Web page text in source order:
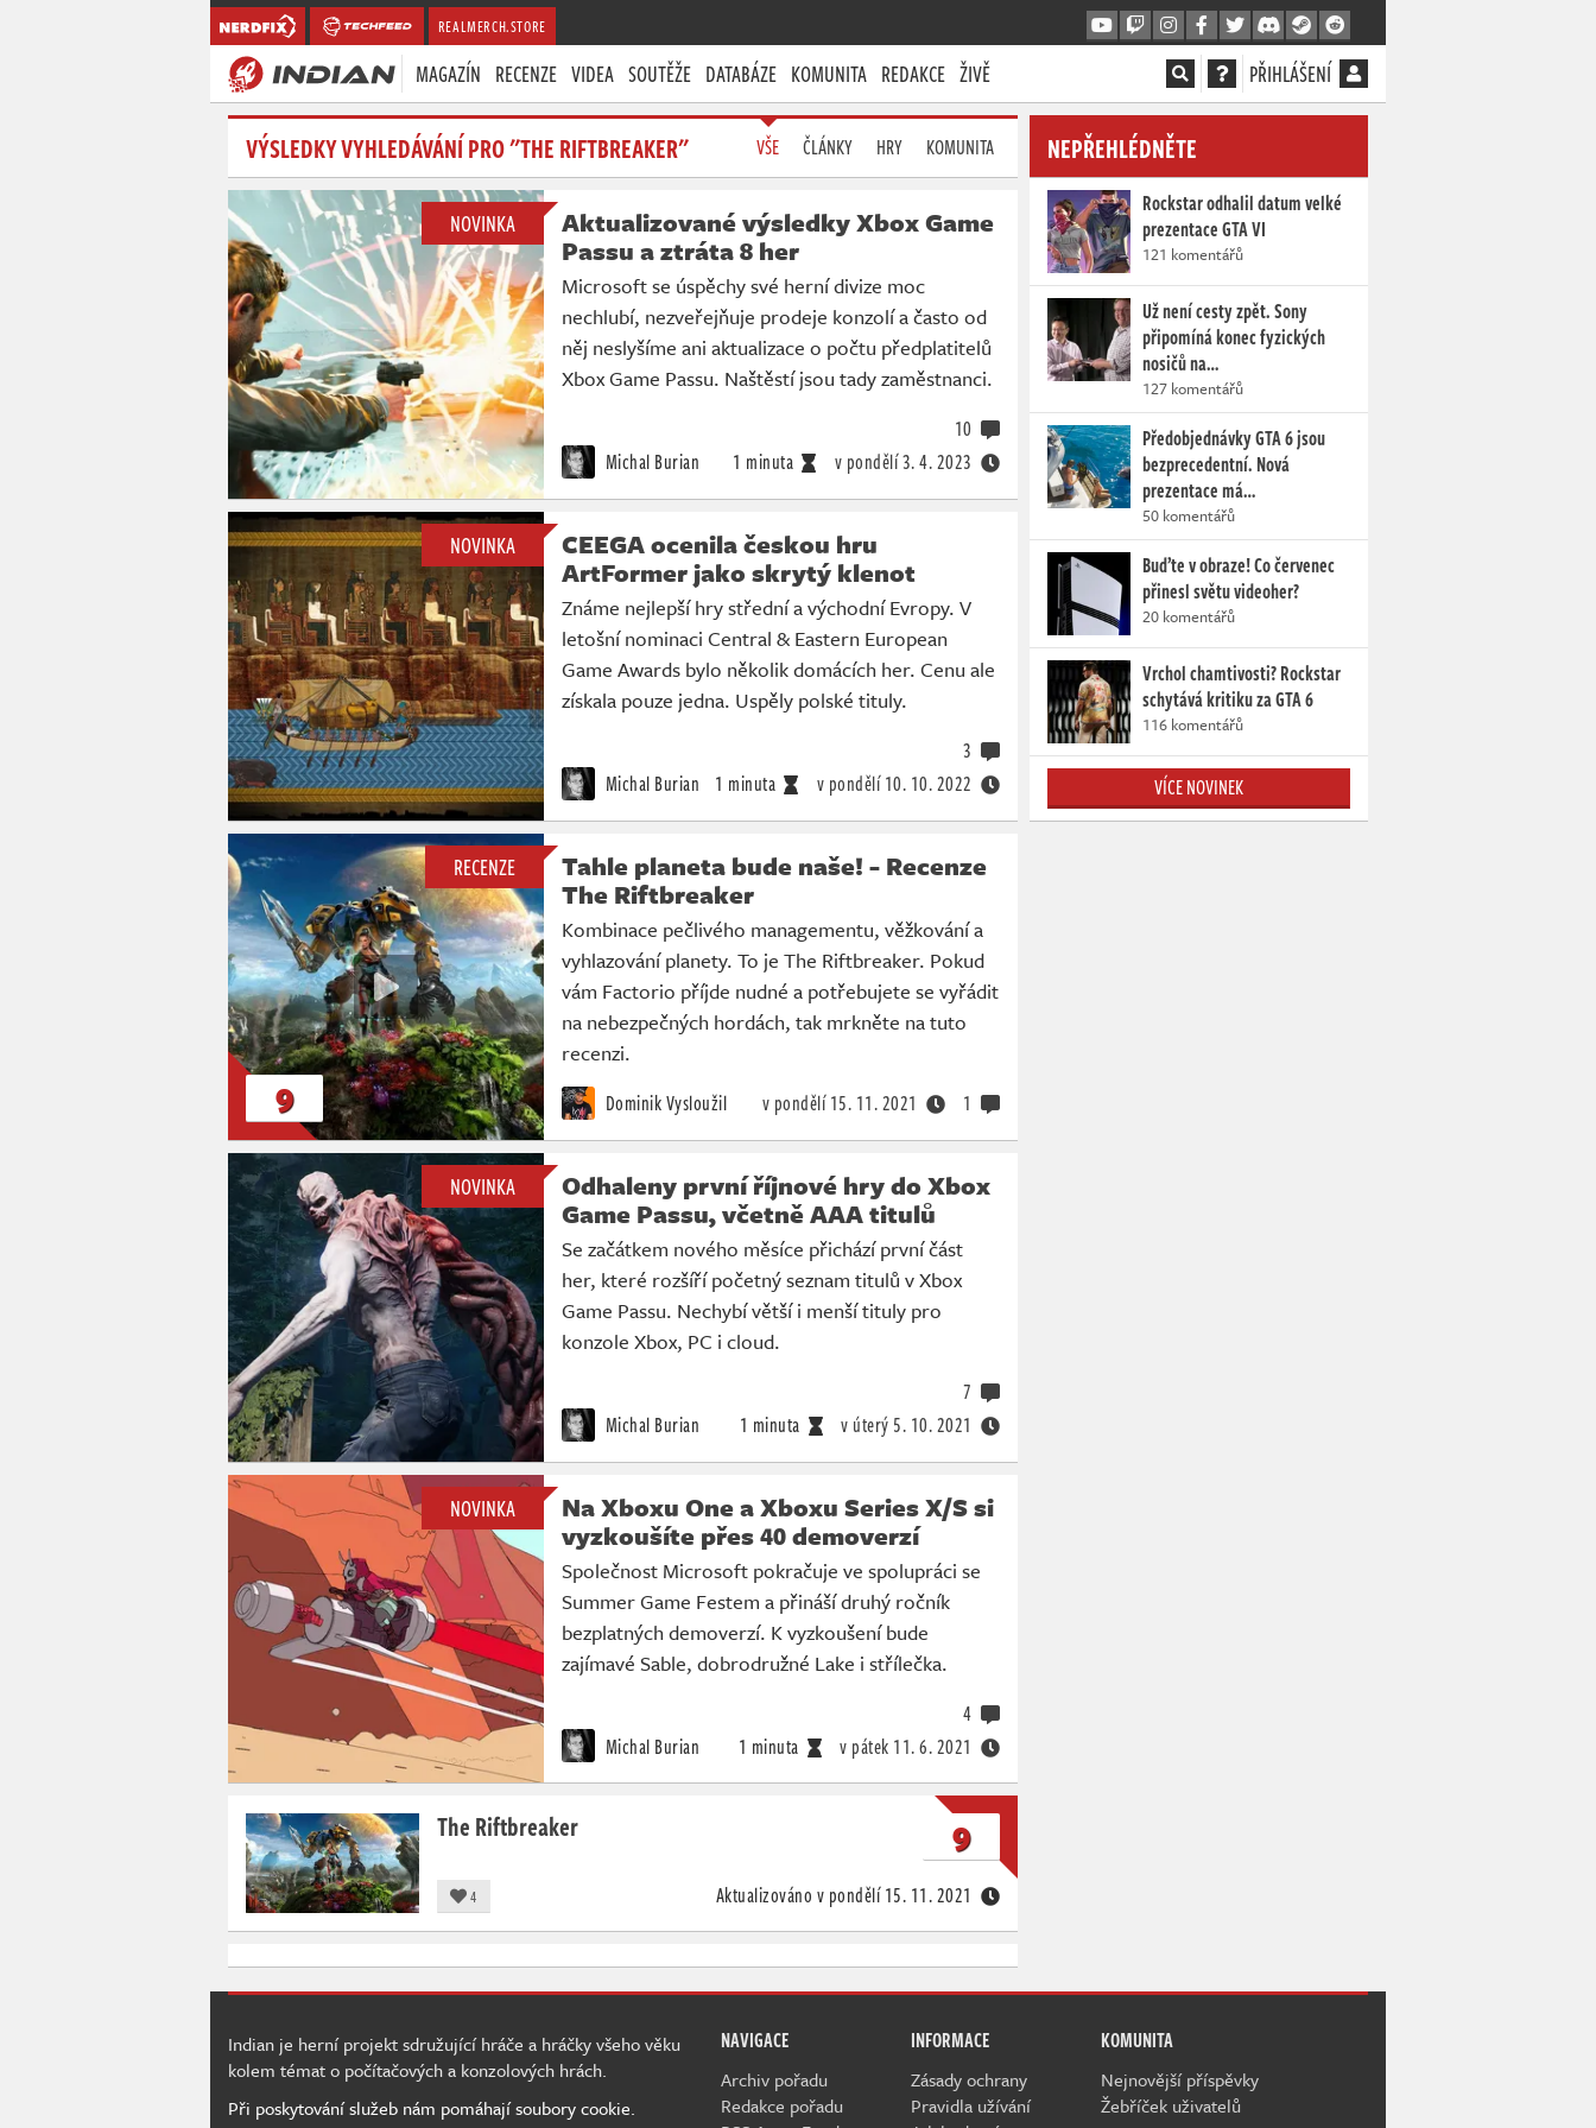
REALMERCH.STORE
MAGAZÍN RECENZE VIDEA SOUTĚŽE DATABÁZE KOMUNITA REDAKCE ŽIVĚ PŘIHLÁŠENÍ
VÝSLEDKY VYHLEDÁVÁNÍ PRO "THE RIFTBREAKER" VŠE ČLÁNKY HRY KOMUNITA
NOVINKA
Aktualizované výsledky Xbox Game
Passu a ztráta 8 her
Microsoft se úspěchy své herní divize moc
nechlubí, nezveřejňuje prodeje konzolí a často od
něj neslyšíme ani aktualizace o počtu předplatitelů
Xbox Game Passu. Naštěstí jsou tady zaměstnanci.
Michal Burian 1 minuta v pondělí3. 4. 2023
10
NOVINKA
CEEGA ocenila českou hru
ArtFormer jako skrytý klenot
Známe nejlepší hry střední a východní Evropy. V
letošní nominaci Central & Eastern European
Game Awards bylo několik domácích her. Cenu ale
získala pouze jedna. Uspěly polské tituly.
Michal Burian 1 minuta v pondělí10. 10. 2022
3
RECENZE
9
Tahle planeta bude naše! - Recenze
The Riftbreaker
Kombinace pečlivého managementu, věžkování a
vyhlazování planety. To je The Riftbreaker. Pokud
vám Factorio příjde nudné a potřebujete se vyřádit
na nebezpečných hordách, tak mrkněte na tuto
recenzi.
Dominik Vysloužil v pondělí15. 11. 2021 1
NOVINKA
Odhaleny první říjnové hry do Xbox
Game Passu, včetně AAA titulů
Se začátkem nového měsíce přichází první část
her, které rozšíří početný seznam titulů v Xbox
Game Passu. Nechybí větší i menší tituly pro
konzole Xbox, PC i cloud.
Michal Burian 1 minuta v úterý 5. 10. 2021
7
NOVINKA
Na Xboxu One a Xboxu Series X/S si
vyzkoušíte přes 40 demoverzí
Společnost Microsoft pokračuje ve spolupráci se
Summer Game Festem a přináší druhý ročník
bezplatných demoverzí. K vyzkoušení bude
zajímavé Sable, dobrodružné Lake i střílečka.
Michal Burian 1 minuta v pátek 11. 6. 2021
4
9
The Riftbreaker
4 Aktualizováno v pondělí15. 11. 2021
NEPŘEHLÉDNĚTE
Rockstar odhalil datum velké
prezentace GTA VI
121 komentářů
Už není cesty zpět. Sony
připomíná konec fyzických
nosičů na…
127 komentářů
Předobjednávky GTA 6 jsou
bezprecedentní. Nová
prezentace má…
50 komentářů
Buďte v obraze! Co červenec
přinesl světu videoher?
20 komentářů
Vrchol chamtivosti? Rockstar
schytává kritiku za GTA 6
116 komentářů
VÍCE NOVINEK
NAVIGACE
Archiv pořadu
Redakce pořadu
INFORMACE
Zásady ochrany
Pravidla užívání
KOMUNITA
Nejnovější příspěvky
Žebříček uživatelů
Indian je herní projekt sdružující hráče a hráčky všeho věku
kolem témat o počítačových a konzolových hrách.
Při poskytování služeb nám pomáhají soubory cookie.